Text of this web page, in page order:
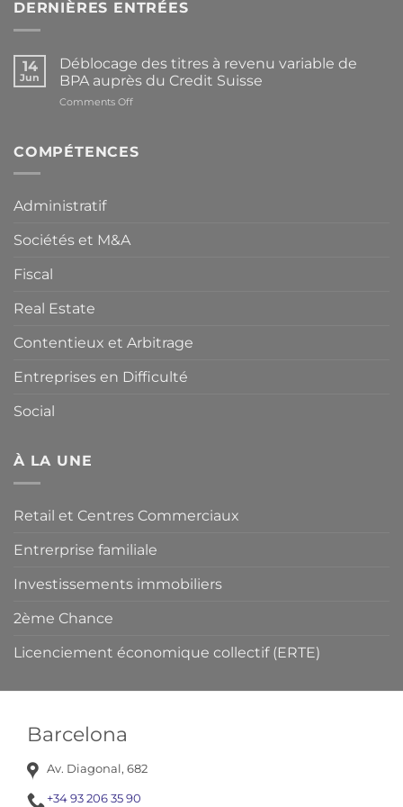
Barcelona
Av. Diagonal, 682
+34 93 206 35 90
DERNIÈRES ENTRÉES
14
Jun
Déblocage des titres à revenu variable de
BPA auprès du Credit Suisse
Comments Offon
titres
COMPÉTENCES
Administratif
Sociétés et M&A
Fiscal
Real Estate
Contentieux et Arbitrage
Entreprises en Difficulté
Social
À LA UNE
Retail et Centres Commerciaux
Entrerprise familiale
Investissements immobiliers
2ème Chance
Licenciement économique collectif (ERTE)